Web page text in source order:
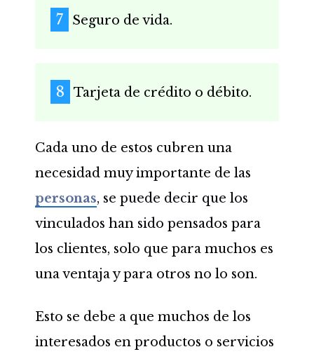
Seguro de vida.
Tarjeta de crédito o débito.
Cada uno de estos cubren una
necesidad muy importante de las
personas, se puede decir que los
vinculados han sido pensados para
los clientes, solo que para muchos es
una ventaja y para otros no lo son.
Esto se debe a que muchos de los
interesados en productos o servicios